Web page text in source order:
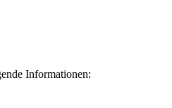
Informationen: